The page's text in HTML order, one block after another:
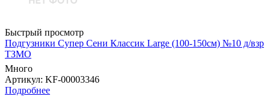
Быстрый просмотр
Подгузники Супер Сени Классик Large (100-150см) №10 д/взр
ТЗМО
Много
Артикул: KF-00003346
Подробнее